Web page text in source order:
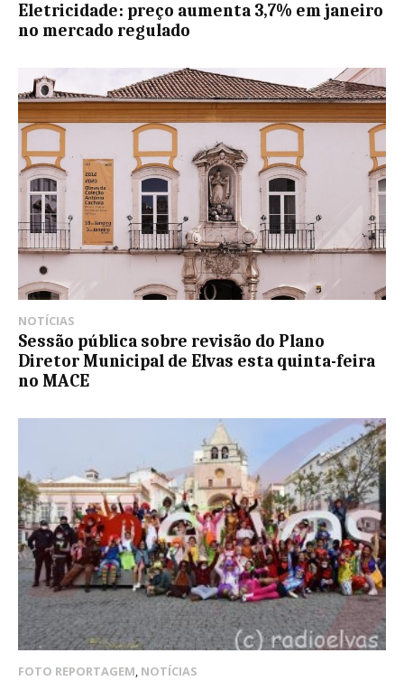
Eletricidade: preço aumenta 3,7% em janeiro
no mercado regulado
NOTÍCIAS
Sessão pública sobre revisão do Plano
Diretor Municipal de Elvas esta quinta-feira
no MACE
FOTO REPORTAGEM, NOTÍCIAS